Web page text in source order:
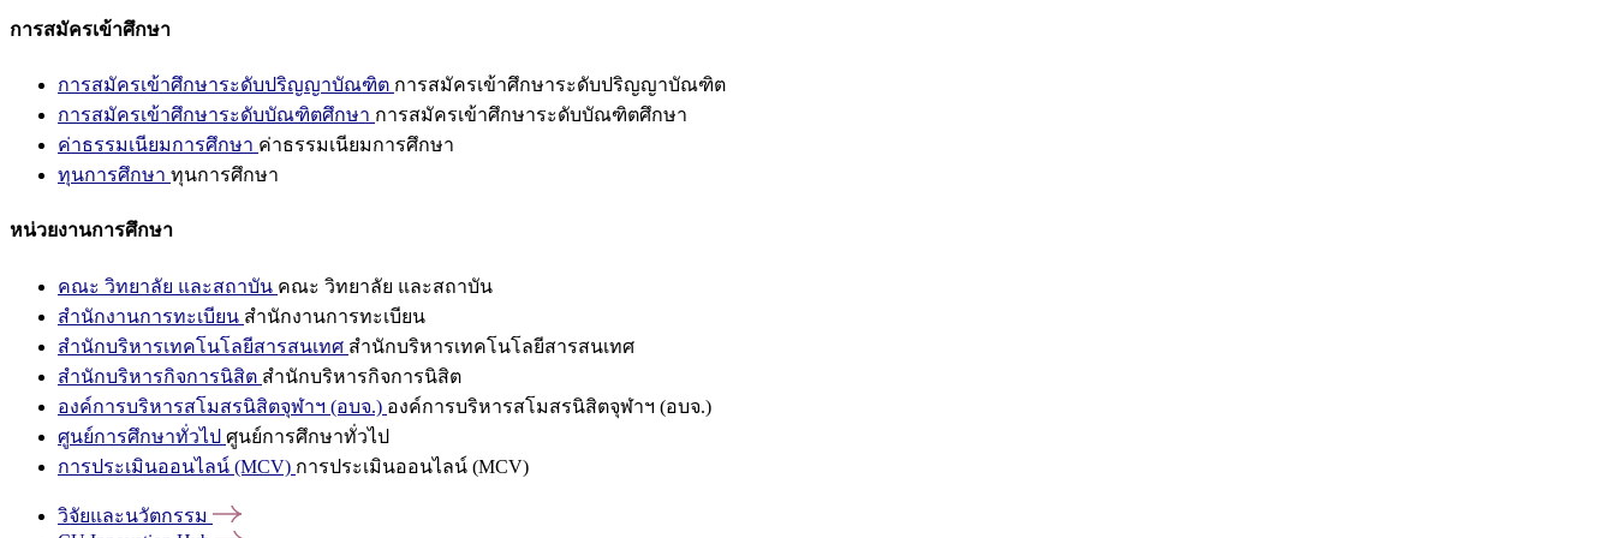
การสมัครเข้าศึกษา
การสมัครเข้าศึกษาระดับปริญญาบัณฑิต การสมัครเข้าศึกษาระดับปริญญาบัณฑิต
การสมัครเข้าศึกษาระดับบัณฑิตศึกษา การสมัครเข้าศึกษาระดับบัณฑิตศึกษา
ค่าธรรมเนียมการศึกษา ค่าธรรมเนียมการศึกษา
ทุนการศึกษา ทุนการศึกษา
หน่วยงานการศึกษา
คณะ วิทยาลัย และสถาบัน คณะ วิทยาลัย และสถาบัน
สำนักงานการทะเบียน สำนักงานการทะเบียน
สำนักบริหารเทคโนโลยีสารสนเทศ สำนักบริหารเทคโนโลยีสารสนเทศ
สำนักบริหารกิจการนิสิต สำนักบริหารกิจการนิสิต
องค์การบริหารสโมสรนิสิตจุฬาฯ (อบจ.) องค์การบริหารสโมสรนิสิตจุฬาฯ (อบจ.)
ศูนย์การศึกษาทั่วไป ศูนย์การศึกษาทั่วไป
การประเมินออนไลน์ (MCV) การประเมินออนไลน์ (MCV)
วิจัยและนวัตกรรม